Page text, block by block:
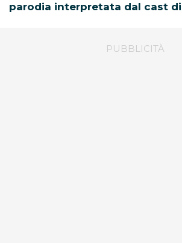
parodia interpretata dal cast di